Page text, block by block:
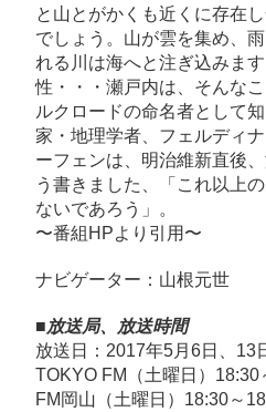
と山とがかくも近くに存在
でしょう。山が雲を集め、
れる川は海へと注ぎ込みま
性・・・瀬戸内は、そんな
ルクロードの命名者として
家・地理学者、フェルディ
ーフェンは、明治維新直後
う書きました、「これ以上
ないであろう」。
〜番組HPより引用〜
ナビゲーター：山根元世
■放送局、放送時間
放送日：2017年5月6日、13
TOKYO FM（土曜日）18:30
FM岡山（土曜日）18:30～